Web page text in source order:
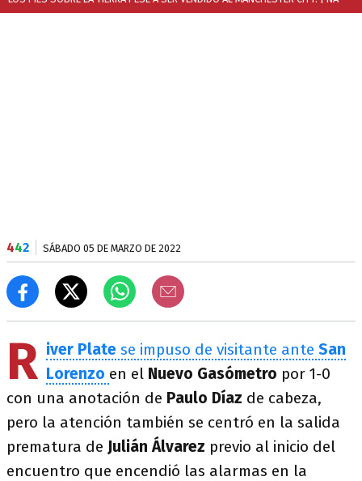
442 SÁBADO 05 DE MARZO DE 2022
R iver Plate se impuso de visitante ante San
Lorenzo en el Nuevo Gasómetro por 1-0
con una anotación de Paulo Díaz de cabeza,
pero la atención también se centró en la salida
prematura de Julián Álvarez previo al inicio del
encuentro que encendió las alarmas en la